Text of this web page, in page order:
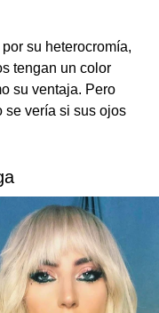
su heterocromía,
tengan un color
su ventaja. Pero
se vería si sus ojos